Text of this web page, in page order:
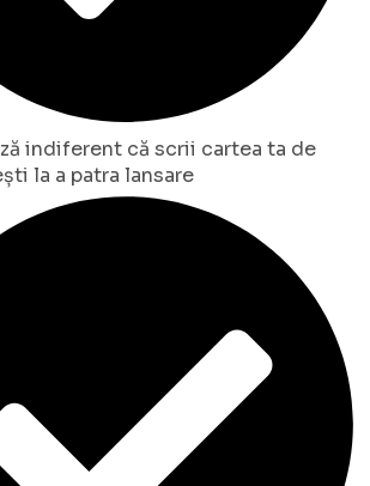
indiferent că scrii cartea ta de
la a patra lansare